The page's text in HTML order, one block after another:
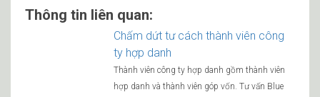
Thông tin liên quan:
Chấm dứt tư cách thành viên công
ty hợp danh
Thành viên công ty hợp danh gồm thành viên
hợp danh và thành viên góp vốn. Tư vấn Blue